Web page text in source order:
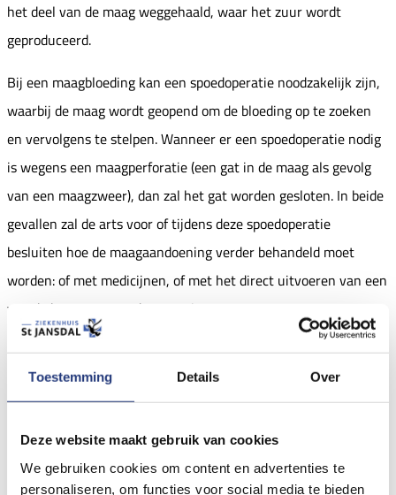
Toestemming Details Over
Deze website maakt gebruik van cookies
We gebruiken cookies om content en advertenties te
personaliseren, om functies voor social media te bieden
het deel van de maag weggehaald, waar het zuur wordt
geproduceerd.
Bij een maagbloeding kan een spoedoperatie noodzakelijk zijn,
waarbij de maag wordt geopend om de bloeding op te zoeken
en vervolgens te stelpen. Wanneer er een spoedoperatie nodig
is wegens een maagperforatie (een gat in de maag als gevolg
van een maagzweer), dan zal het gat worden gesloten. In beide
gevallen zal de arts voor of tijdens deze spoedoperatie
besluiten hoe de maagaandoening verder behandeld moet
worden: of met medicijnen, of met het direct uitvoeren van een
van de bovengenoemde operaties.
Operaties bij kwaadaardige
Is er een kwaadaardige maagaandoening, dan kan het nodig